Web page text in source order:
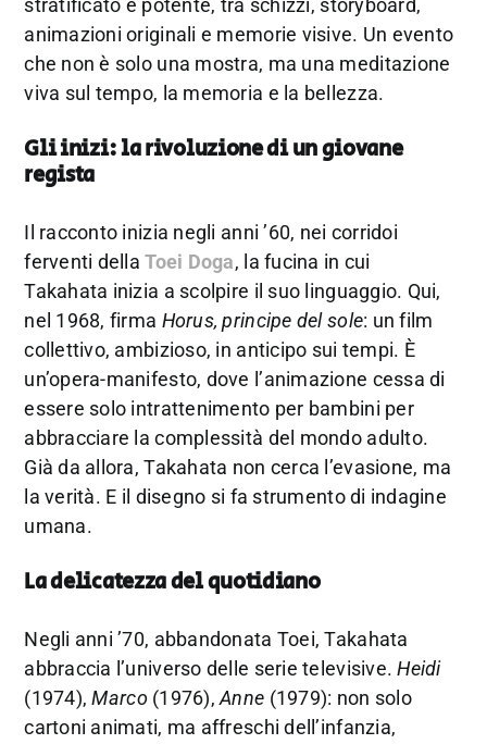
stratificato e potente, tra schizzi, storyboard,
animazioni originali e memorie visive. Un evento
che non è solo una mostra, ma una meditazione
viva sul tempo, la memoria e la bellezza.
Gli inizi: la rivoluzione di un giovane
regista
Il racconto inizia negli anni ’60, nei corridoi
ferventi dellaToei Doga, la fucina in cui
Takahata inizia a scolpire il suo linguaggio. Qui,
nel 1968, firma Horus, principe del sole: un film
collettivo, ambizioso, in anticipo sui tempi. È
un’opera-manifesto, dove l’animazione cessa di
essere solo intrattenimento per bambini per
abbracciare la complessità del mondo adulto.
Già da allora, Takahata non cerca l’evasione, ma
la verità. E il disegno si fa strumento di indagine
umana.
La delicatezza del quotidiano
Negli anni ’70, abbandonata Toei, Takahata
abbraccia l’universo delle serie televisive.Heidi
(1974),Marco(1976),Anne (1979): non solo
cartoni animati, ma affreschi dell’infanzia,